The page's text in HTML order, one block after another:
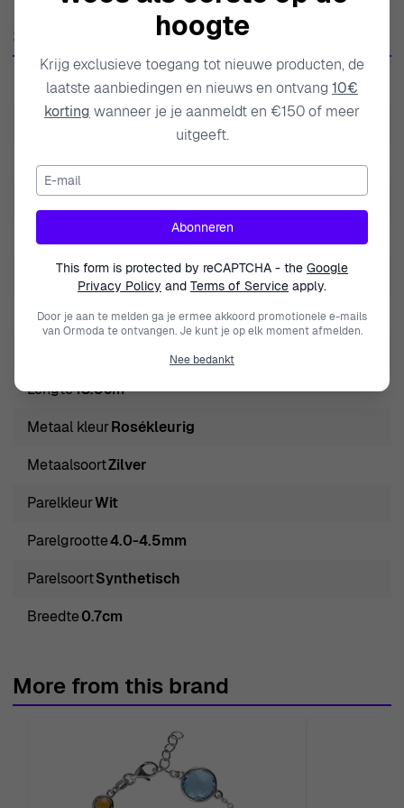
hedendaagse stijlen, weerspiegelt elk stuk een diep
begrip van wat sieraden betekenisvol maakt. Het
gebruik van hoogwaardige materialen zoals sterling
zilver en perfect vervaardigde parels toont de toewijding
van het merk aan luxe en stijl. Sieraden van Orphelia zijn
niet slechts accessoires, maar een uitdrukking van
persoonlijkheid en een metgezel voor de
gedenkwaardige momenten van het leven. Ze geloven
dat elke vrouw het verdient om sieraden te dragen die
haar prachtig en empowered laten voelen. Deze filosofie
drijft hun passie voor het creëren van tijdloze stukken die
jarenlang geliefd zullen zijn.
Over Orphelia® 'Nahara' Dames Armband van Sterling
Zilver - Roze ZA-7378 weerspiegelt de perfecte mix van
elegantie en modern ontwerp. Deze prachtige armband,
rozenkleur die een romantische touch toevoegt aan elke
outfit. Versierd met glanzende synthetische parels van
vorm die getuigt van verfijning en charme. Het
doordachte ontwerp zorgt ervoor dat de parels niet
vertrouwen kunt dragen. De kreeftenklauwsluiting zorgt
de armband aan en uit te doen. Met een lengte van
18.5cm en een breedte van 0.7cm is dit stuk perfect maat
waardoor het een vleugje elegantie toevoegt aan zowel
casual als formele looks. Of je nu jezelf wilt verwennen of
het perfecte cadeau voor een geliefde zoekt, de 'Nahara'
Specificaties
SKUZA-7378
EAN5415190105261
Gewicht2.600000
ModelnaamNahara
Merk
GeslachtVrouwen
Jewel Clasp TypeLobster claw clasp
Lengte18.5cm
Metaal kleurRosékleurig
MetaalsoortZilver
ParelkleurWit
Parelgrootte4.0-4.5mm
ParelsoortSynthetisch
Breedte0.7cm
More from this brand
hoogte
Krijg exclusieve toegang tot nieuwe producten, de
laatste aanbiedingen en nieuws en ontvang 10€
korting wanneer je je aanmeldt en €150 of meer
uitgeeft.
E-mail
Abonneren
This form is protected by reCAPTCHA - the Google
Privacy Policy and Terms of Service apply.
Door je aan te melden ga je ermee akkoord promotionele e-mails
van Ormoda te ontvangen. Je kunt je op elk moment afmelden.
Nee bedankt